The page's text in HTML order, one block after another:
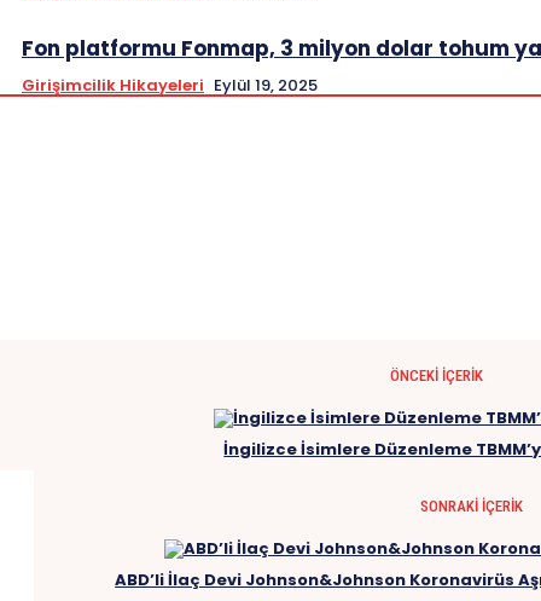
Fon platformu Fonmap, 3 milyon dolar tohum
Girişimcilik Hikayeleri Eylül 19, 2025
ÖNCEKI İÇERIK
İngilizce İsimlere Düzenleme
SONRAKI İÇERIK
ABD’li İlaç Devi Johnson&Johnson Koronavirüs